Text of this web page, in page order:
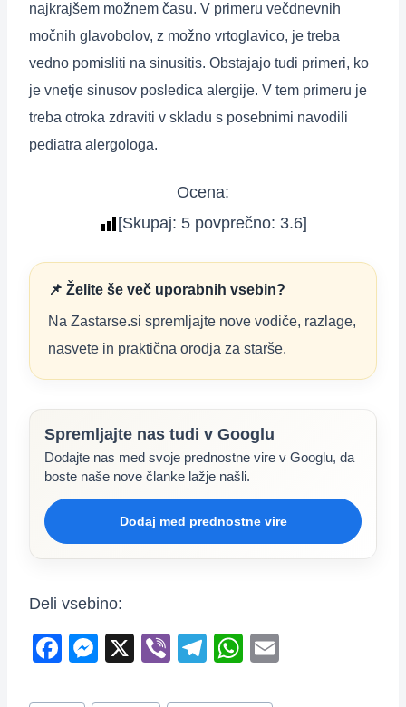
najkrajšem možnem času. V primeru večdnevnih
močnih glavobolov, z možno vrtoglavico, je treba
vedno pomisliti na sinusitis. Obstajajo tudi primeri, ko
je vnetje sinusov posledica alergije. V tem primeru je
treba otroka zdraviti v skladu s posebnimi navodili
pediatra alergologa.
Ocena:
[Skupaj: 5povprečno: 3.6]
📌 Želite še več uporabnih vsebin?
Na Zastarse.si spremljajte nove vodiče, razlage,
nasvete in praktična orodja za starše.
Spremljajte nas tudi v Googlu
Dodajte nas med svoje prednostne vire v Googlu, da
boste naše nove članke lažje našli.
Dodaj med prednostne vire
Deli vsebino:
F
M X
Vi T
W